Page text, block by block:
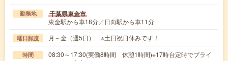
勤務地 千葉県東金市
東金駅から車18分／日向駅から車11分
曜日頻度 月～金（週5日） ※土日祝日休みです！
時間
08:30～17:30(実働8時間 休憩1時間)※17時台定時でプライ